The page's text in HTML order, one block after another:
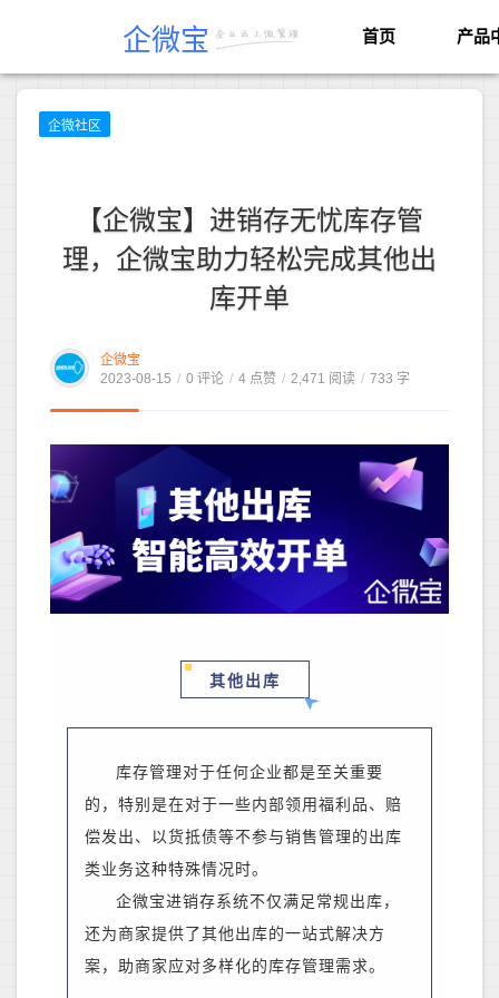
企微宝 首页 产品
企微社区
【企微宝】进销存无忧库存管
理，企微宝助力轻松完成其他出
库开单
企微宝
2023-08-15 / 0 评论 / 4 点赞 / 2,471 阅读 / 733 字
其他出库
库存管理对于任何企业都是至关重要
的，特别是在对于一些内部领用福利品、赔
偿发出、以货抵债等不参与销售管理的出库
类业务这种特殊情况时。
企微宝进销存系统不仅满足常规出库，
还为商家提供了其他出库的一站式解决方
案，助商家 应对多样化的库存管理需求。